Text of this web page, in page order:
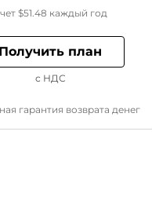
$51.48 каждый год
Получить план
гарантия возврата денег
с НДС